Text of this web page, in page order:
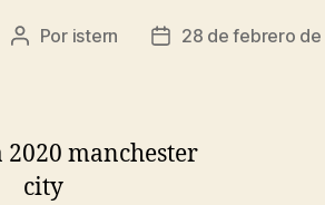
Autor
Por istern
Fecha28 de febrero